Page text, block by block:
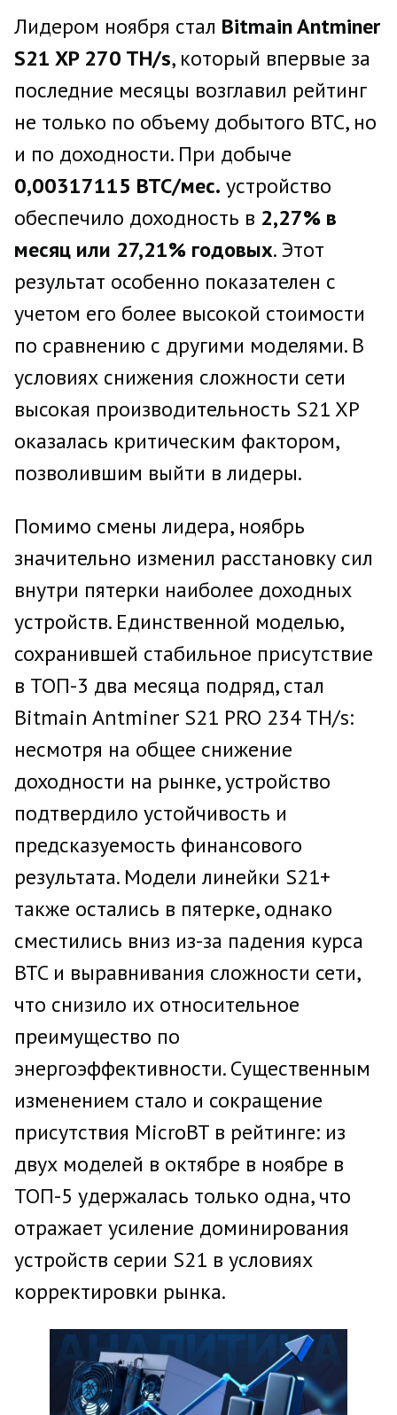
Лидером ноября стал BitmainAntminer
S21 XP270 TH/s, который впервые за
последние месяцы возглавил рейтинг
не только по объему добытого BTC, но
и по доходности. При добыче
0,00317115 BTC/мес. устройство
обеспечило доходность в 2,27% в
месяц или 27,21% годовых. Этот
результат особенно показателен с
учетом его более высокой стоимости
по сравнению с другими моделями. В
условиях снижения сложности сети
высокая производительность S21 XP
оказалась критическим фактором,
позволившим выйти в лидеры.
Помимо смены лидера, ноябрь
значительно изменил расстановку сил
внутри пятерки наиболее доходных
устройств. Единственной моделью,
сохранившей стабильное присутствие
в ТОП-3 два месяца подряд, стал
Bitmain Antminer S21 PRO 234 TH/s:
несмотря на общее снижение
доходности на рынке, устройство
подтвердило устойчивость и
предсказуемость финансового
результата. Модели линейки S21+
также остались в пятерке, однако
сместились вниз из-за падения курса
BTC и выравнивания сложности сети,
что снизило их относительное
преимущество по
энергоэффективности. Существенным
изменением стало и сокращение
присутствия MicroBT в рейтинге: из
двух моделей в октябре в ноябре в
ТОП-5 удержалась только одна, что
отражает усиление доминирования
устройств серии S21 в условиях
корректировки рынка.